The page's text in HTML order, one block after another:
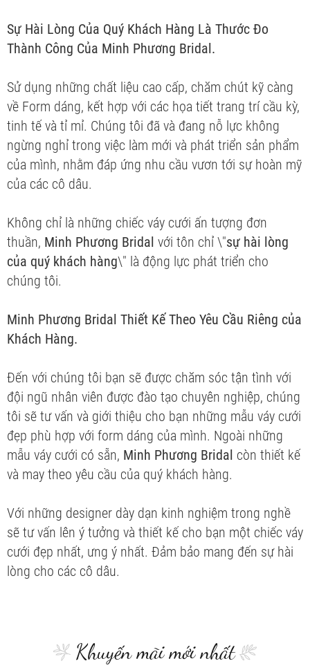
Sự Hài Lòng Của Quý Khách Hàng Là Thước Đo
Thành Công Của Minh Phương Bridal.
Sử dụng những chất liệu cao cấp, chăm chút kỹ càng
về Form dáng, kết hợp với các họa tiết trang trí cầu kỳ,
tinh tế và tỉ mỉ. Chúng tôi đã và đang nỗ lực không
ngừng nghỉ trong việc làm mới và phát triển sản phẩm
của mình, nhằm đáp ứng nhu cầu vươn tới sự hoàn mỹ
của các cô dâu.
Không chỉ là những chiếc váy cưới ấn tượng đơn
thuần, Minh Phương Bridal với tôn chỉ \"sự hài lòng
của quý khách hàng\" là động lực phát triển cho
chúng tôi.
Minh Phương Bridal Thiết Kế Theo Yêu Cầu Riêng của
Khách Hàng.
Đến với chúng tôi bạn sẽ được chăm sóc tận tình với
đội ngũ nhân viên được đào tạo chuyên nghiệp, chúng
tôi sẽ tư vấn và giới thiệu cho bạn những mẫu váy cưới
đẹp phù hợp với form dáng của mình. Ngoài những
mẫu váy cưới có sẵn, Minh Phương Bridal còn thiết kế
và may theo yêu cầu của quý khách hàng.
Với những designer dày dạn kinh nghiệm trong nghề
sẽ tư vấn lên ý tưởng và thiết kế cho bạn một chiếc váy
cưới đẹp nhất, ưng ý nhất. Đảm bảo mang đến sự hài
lòng cho các cô dâu.
Khuyến mãi mới nhất